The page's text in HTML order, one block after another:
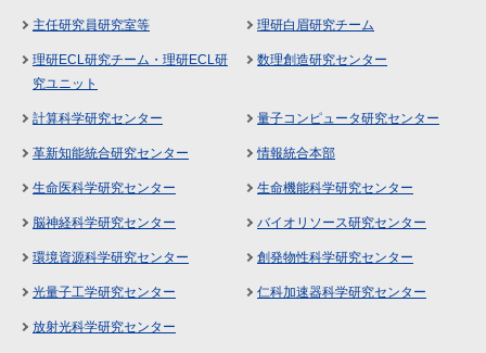
主任研究員研究室等 理研白眉研究チーム
理研ECL研究チーム・理研ECL研
究ユニット
数理創造研究センター
計算科学研究センター 量子コンピュータ研究センター
革新知能統合研究センター 情報統合本部
生命医科学研究センター 生命機能科学研究センター
脳神経科学研究センター バイオリソース研究センター
環境資源科学研究センター 創発物性科学研究センター
光量子工学研究センター 仁科加速器科学研究センター
放射光科学研究センター